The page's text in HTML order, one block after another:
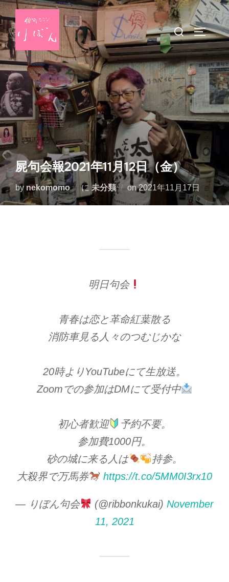
コ
ン
テ
ン
ツ
ス
キ
ッ
プ
検
索
対
象:
サイドバ
屍句会報2021年11月12日（金）
by nekomomo に 未分類 on投
2021年11月17日
明日句会
青春は恋と革命紅葉散る
消防車見る人々のつむじかな
20時よりYouTubeにて生放送。
Zoomでの参加はDMにて受付中
初心者歓迎
予約不要。
参加費1000円。
砂の城に来る人は
持参。
大殺界で万馬券
https://t.co/5MM0I3rx10
— りぼん句会 (@ribbonkukai) November
11, 2021